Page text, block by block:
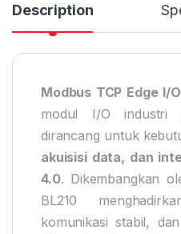
Description
Modbus TCP Edge I/
modul I/O industri
dirancang untuk
akuisisi data, dan
4.0. Dikembangkan
BL210
komunikasi stabil,